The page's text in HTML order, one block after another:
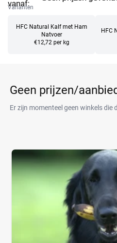
vanaf:
Varianten
HFC Natural Kalf met Ham
Natvoer
€12,72 per kg
HFC
Geen prijzen/
Er zijn momenteel geen winkels die